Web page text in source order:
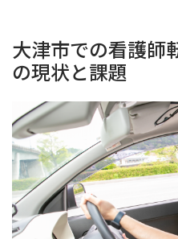
大津市での看護師
の現状と課題